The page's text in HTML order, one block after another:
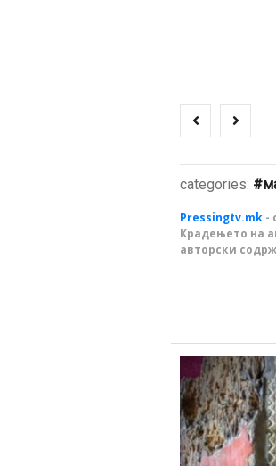
categories:
Pressingtv.mk -
Крадењето на
авторски